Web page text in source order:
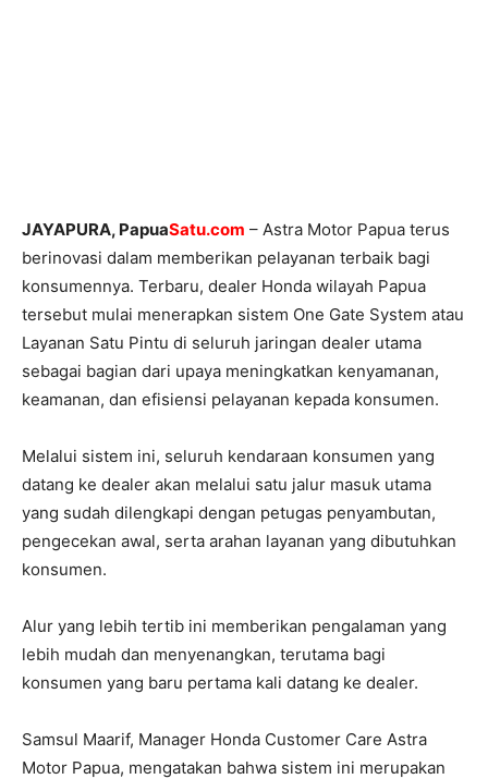
JAYAPURA, PapuaSatu.com – Astra Motor Papua terus
berinovasi dalam memberikan pelayanan terbaik bagi
konsumennya. Terbaru, dealer Honda wilayah Papua
tersebut mulai menerapkan sistem One Gate System atau
Layanan Satu Pintu di seluruh jaringan dealer utama
sebagai bagian dari upaya meningkatkan kenyamanan,
keamanan, dan efisiensi pelayanan kepada konsumen.
Melalui sistem ini, seluruh kendaraan konsumen yang
datang ke dealer akan melalui satu jalur masuk utama
yang sudah dilengkapi dengan petugas penyambutan,
pengecekan awal, serta arahan layanan yang dibutuhkan
konsumen.
Alur yang lebih tertib ini memberikan pengalaman yang
lebih mudah dan menyenangkan, terutama bagi
konsumen yang baru pertama kali datang ke dealer.
Samsul Maarif, Manager Honda Customer Care Astra
Motor Papua, mengatakan bahwa sistem ini merupakan